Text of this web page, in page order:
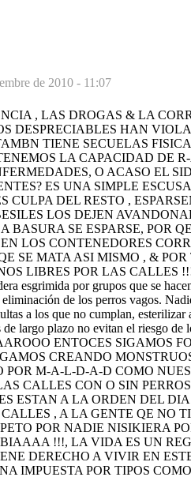
de 2010 - 11:07
, LAS DROGAS & LA
DESPRECIABLES HAN
TIENE SECUELAS
LA CAPACIDAD DE
O ACASO EL
ES UNA SIMPLE
CULPA DEL RESTO ,
LOS DEJEN
BASURA SE ESPARSE, POR QE
LOS CONTENEDORES
SE MATA ASI MISMO , &
LIBRES POR LAS CALLES
esgrimida por grupos que se
de los perros vagos.
a los que no cumplan,
de largo plazo no evitan el riesgo
ENTOCES SIGAMOS
CREANDO
M-A-L-D-A-D COMO
CALLES CON O SIN
ESTAN A LA ORDEN DEL
, A LA GENTE QE NO
POR NADIE NISIKIERA
!!!, LA VIDA ES UN
DERECHO A VIVIR EN
IMPUESTA POR TIPOS